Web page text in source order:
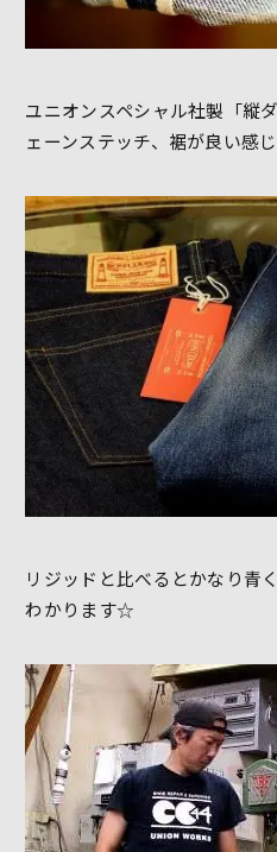
ユニオンスペシャル社製「縦
ェーンステッチ、裾が良い感
リジッドと比べるとかなり青
わかります☆